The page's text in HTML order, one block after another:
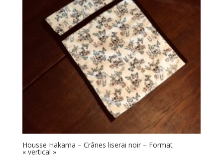
Housse Hakama – Crânes liserai noir – Format
« vertical »